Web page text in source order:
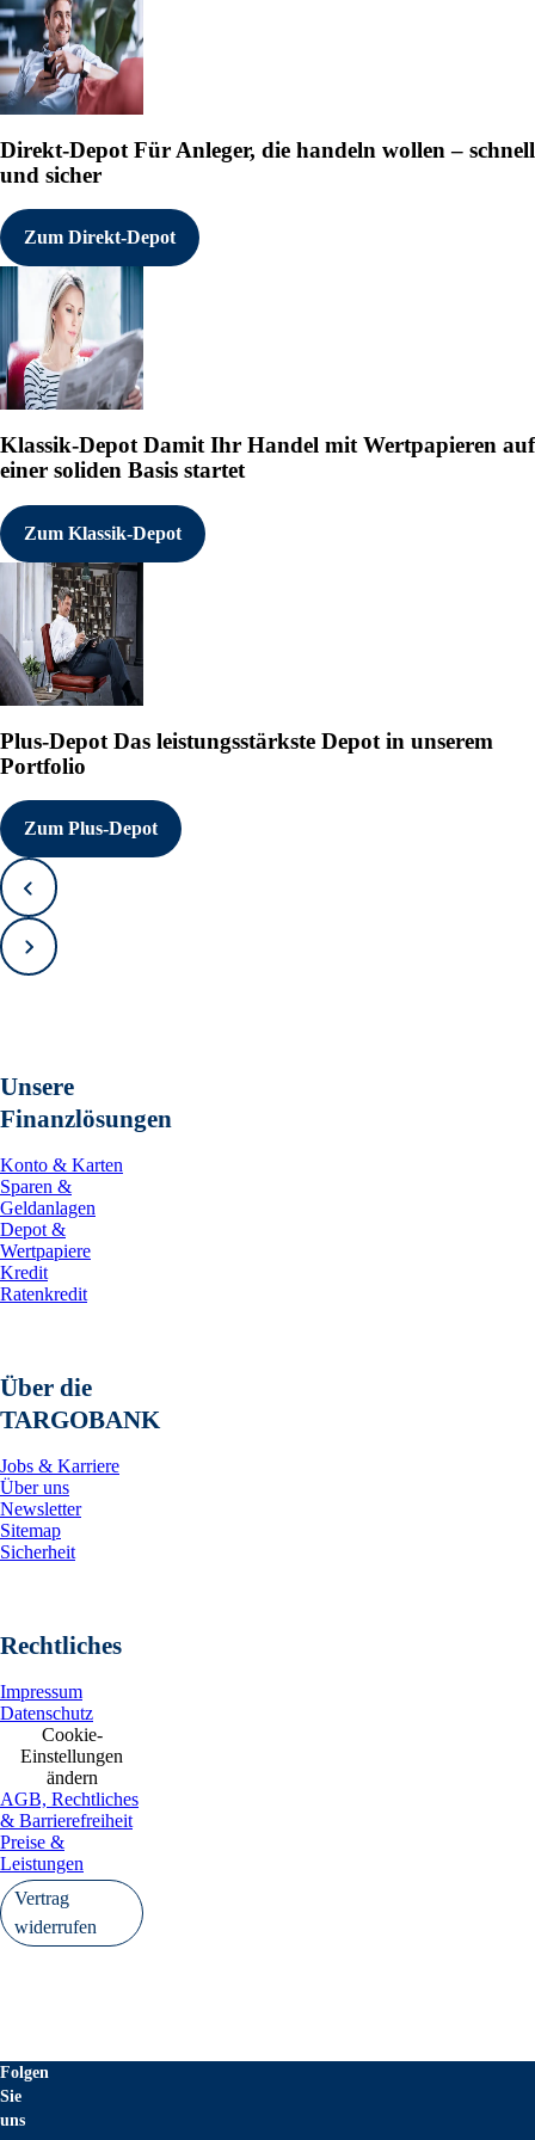
Direkt-Depot Für Anleger, die handeln wollen – schnell
und sicher
Zum Direkt-Depot
Klassik-Depot Damit Ihr Handel mit Wertpapieren auf
einer soliden Basis startet
Zum Klassik-Depot
Plus-Depot Das leistungsstärkste Depot in unserem
Portfolio
Zum Plus-Depot
Zurück
Vorwärts
Unsere
Finanzlösungen
Konto & Karten
Sparen &
Geldanlagen
Depot &
Wertpapiere
Kredit
Ratenkredit
Über die
TARGOBANK
Jobs & Karriere
Über uns
Newsletter
Sitemap
Sicherheit
Rechtliches
Impressum
Datenschutz
Cookie-
Einstellungen
ändern
AGB, Rechtliches
& Barrierefreiheit
Preise &
Leistungen
Vertrag
widerrufen
Folgen
Sie
uns